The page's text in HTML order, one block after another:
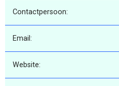
Contactpersoon:
Email:
Website: